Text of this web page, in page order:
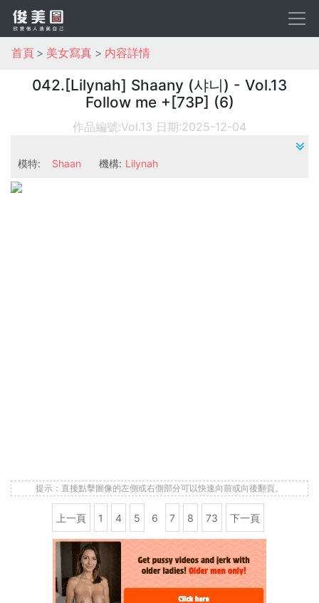
首頁 美女寫真 内容詳情
042.[Lilynah] Shaany (샤니) - Vol.13
Follow me +[73P] (6)
作品編號:Vol.13 日期:2025-12-04
模特: Shaan 機構: Lilynah
提示：直接點擊圖像的左側或右側部分可以快速向前或向後翻頁。
上一頁 1 4 5 6 7 8 73 下一頁